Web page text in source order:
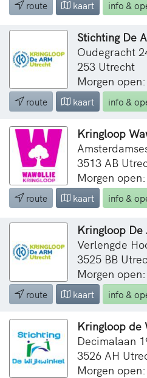
route kaart info &
Stichting De
Oudegracht
253 Utrecht
Morgen
route kaart info &
Kringloop
3513 AB
Morgen
route kaart info &
Kringloop De
Verlengde
3525 BB
Morgen
route kaart info &
Kringloop de
Decimalaan
3526 AH
Morgen